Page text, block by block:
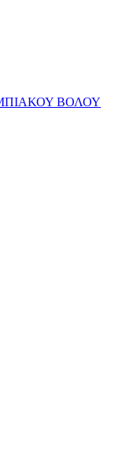
ΒΟΛΟΥ